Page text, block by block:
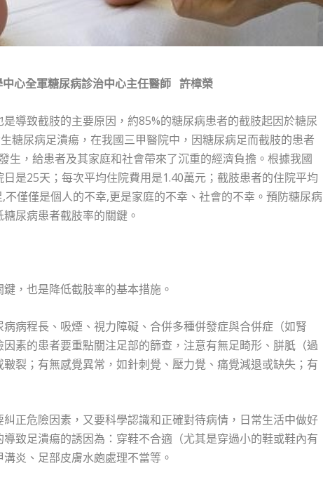
心全軍糖尿病診治中心主任醫師 許樟榮
導致截肢的主要原因，約85%的糖尿病患者的截肢起因於糖尿
糖尿病足潰瘍，在我國三甲醫院中，因糖尿病足而截肢的患者
生，給患者及其家庭和社會帶來了沉重的經濟負擔。根據我國
是25天；每次平均住院費用是1.40萬元；截肢患者的住院平均
僅僅是個人的不幸,更是家庭的不幸、社會的不幸。預防糖尿病
尿病患者截肢率的關鍵。
，也是降低截肢率的基本措施。
病程長、吸煙、視力障礙、合併多種併發症與合併症（如腎
素的患者要重點關注足部的篩查，注意有無足畸形、胼胝（過
裂；有無感覺異常，如針刺覺、壓力覺、痛覺減退或缺失；有
正危險因素，又要科學認識和正確對待病情，日常生活中做好
致足潰瘍的誘因為：穿鞋不合適（尤其是穿過小的鞋或鞋內有
炎、足部皮膚水皰處理不當等。